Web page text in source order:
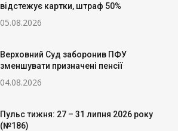
відстежує картки, штраф 50%
05.08.2026
Верховний Суд заборонив ПФУ
зменшувати призначені пенсії
04.08.2026
Пульс тижня: 27 – 31 липня 2026 року
(№186)